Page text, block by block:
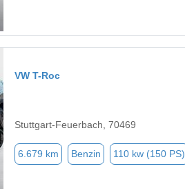
VW T-Roc
Stuttgart-Feuerbach, 70469
6.679 km Benzin 110 kw (150 PS)